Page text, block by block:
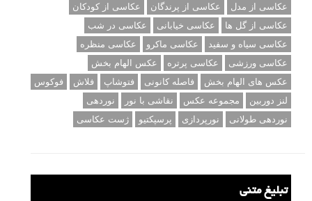
عکاسی از مدل
عکاسی از پرندگان
عکاسی از کودکان
عکاسی از گل ها
عکاسی خیابانی
عکاسی در شب
عکاسی سیاه و سفید
عکاسی ماکرو
عکاسی منظره
عکاسی ورزشی
عکاسی پرتره
عکس الهام بخش
عکس های الهام بخش
فاصله کانونی فتوشاپ فلاش
فوکوس
لنز دوربین
مجموعه عکس نقاشی با نور
نوردهی
نوردهی طولانی
نورپردازی پرسپکتیو ژست عکاسی
تبلیغ متنی